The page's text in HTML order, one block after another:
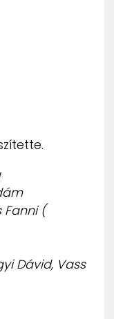
Fanni (
Dávid, Vass